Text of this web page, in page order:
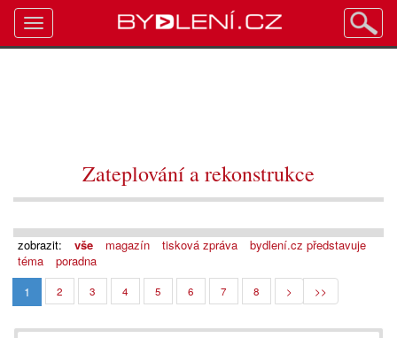
Zateplování a rekonstrukce
zobrazit: vše magazín tisková zpráva
bydlení.cz představuje
téma
poradna
1
2 3 4 5 6 7 8 > >>
Toggle
navigation